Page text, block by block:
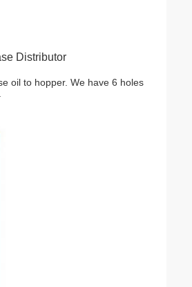
Distributor
oil to hopper. We have 6 holes